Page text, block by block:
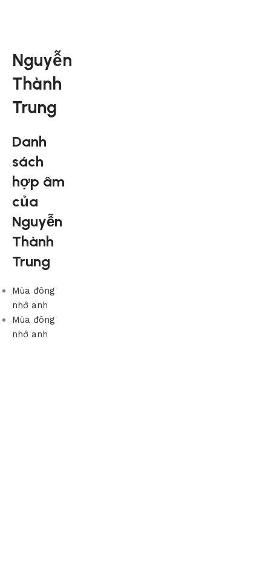
Nguyễn
Thành
Trung
Danh
sách
hợp âm
của
Nguyễn
Thành
Trung
Mùa đông
nhớ anh
Mùa đông
nhớ anh